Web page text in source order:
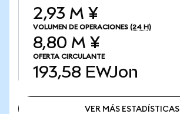
2,93 M ¥
VOLUMEN DE OPERACIONES (24 H)
8,80 M ¥
OFERTA CIRCULANTE
193,58 EWJon
VER MÁS ESTADÍSTICAS